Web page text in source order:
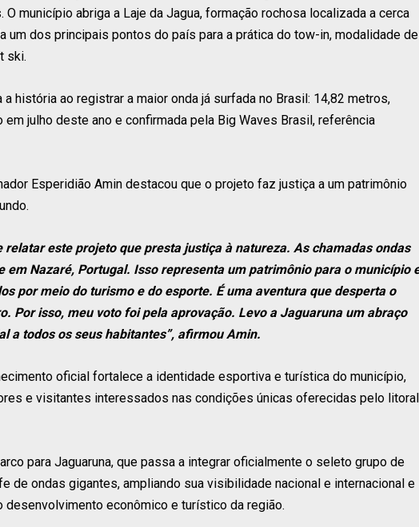
município abriga a Laje da Jagua, formação rochosa localizada a cerca
um dos principais pontos do país para a prática do tow-in, modalidade de
ski.
a história ao registrar a maior onda já surfada no Brasil: 14,82 metros,
em julho deste ano e confirmada pela Big Waves Brasil, referência
Esperidião Amin destacou que o projeto faz justiça a um patrimônio
relatar este projeto que presta justiça à natureza. As chamadas ondas
em Nazaré, Portugal. Isso representa um patrimônio para o município
por meio do turismo e do esporte. É uma aventura que desperta o
Por isso, meu voto foi pela aprovação. Levo a Jaguaruna um abraço
a todos os seus habitantes”, afirmou Amin.
oficial fortalece a identidade esportiva e turística do município,
e visitantes interessados nas condições únicas oferecidas pelo litoral
para Jaguaruna, que passa a integrar oficialmente o seleto grupo de
de ondas gigantes, ampliando sua visibilidade nacional e internacional e
econômico e turístico da região.